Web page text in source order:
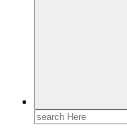
Search
for: